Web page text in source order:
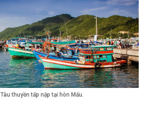
Tàu thuyền tấp nập tại hòn Mấu.